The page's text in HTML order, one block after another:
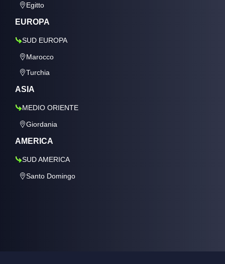
Egitto
EUROPA
SUD EUROPA
Marocco
Turchia
ASIA
MEDIO ORIENTE
Giordania
AMERICA
SUD AMERICA
Santo Domingo